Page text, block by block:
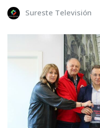
Sureste Televisión